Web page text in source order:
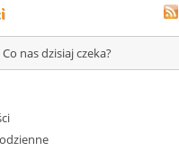
Co nas dzisiaj czeka?